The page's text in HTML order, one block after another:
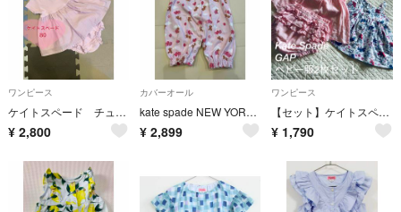
ワンピース
ケイトスペード チュニック ブルマ セットアップ 半袖 女の子 可愛い
¥ 2,800
カバーオール
kate spade NEW YORK 2wayオール
¥ 2,899
ワンピース
【セット】ケイトスペード&GAP/ベビー/ワンピース/セットアップ/夏物/ニューボーンフォト
¥ 1,790